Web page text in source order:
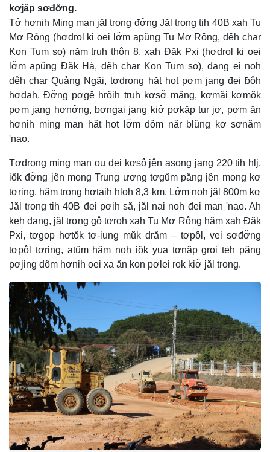
kơjăp sơđơ̆ng.
Tơ̆ hơnih Ming man jăl trong đơ̆ng Jăl trong tih 40B xah Tu
Mơ Rông (hơdrol ki oei lơ̆m apŭng Tu Mơ Rông, dêh char
Kon Tum so) năm truh thôn 8, xah Đăk Pxi (hơdrol ki oei
lơ̆m apŭng Đăk Hà, dêh char Kon Tum so), dang ei noh
dêh char Quảng Ngãi, tơdrong hăt hot pơm jang đei ƀôh
hơdah. Đơ̆ng pơgê hrôih truh kơsơ̆ măng, kơmăi kơmŏk
pơm jang hơnơ̆ng, bơngai jang kiơ̆ pơkăp tur jơ, pơm ăn
hơnih ming man hăt hot lơ̆m dôm năr blŭng kơ sơnăm
'nao.
Tơdrong ming man ou đei kơsô̆ jên asong jang 220 tih hlj,
iŏk đơ̆ng jên mong Trung ương tơgŭm păng jên mong kơ
tơring, hăm trong hơtaih hloh 8,3 km. Lơ̆m noh jăl 800m kơ
Jăl trong tih 40B đei pơih să, jăl nai noh đei man 'nao. Ah
keh đang, jăl trong gô tơroh xah Tu Mơ Rông hăm xah Đăk
Pxi, tơgop hơtŏk tơ-iung mŭk drăm – tơpôl, vei sơđơ̆ng
tơpôl tơring, atŭm hăm noh iŏk yua tơnăp groi teh păng
pơjing dôm hơnih oei xa ăn kon pơlei rok kiơ̆ jăl trong.